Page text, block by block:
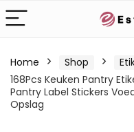
Home Shop
168Pcs Keuken Pantry
Pantry Label Stickers
Opslag